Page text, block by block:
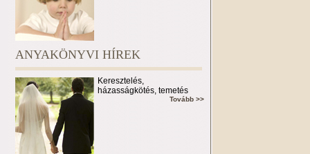
ANYAKÖNYVI HÍREK
Keresztelés,
házasságkötés, temetés
Tovább >>